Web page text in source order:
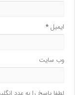
ایمیل*
وب‌ سایت